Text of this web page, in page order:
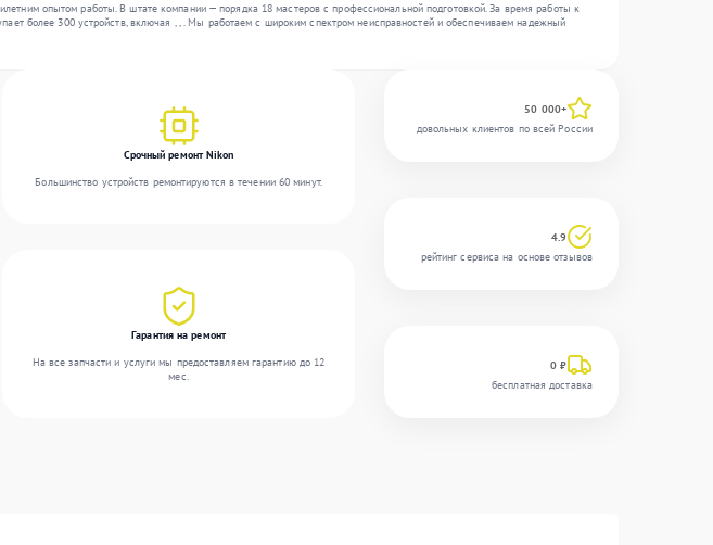
опытом работы. В штате компании — порядка 18 мастеров с профессиональной подготовкой. За время работы к
более 300 устройств, включая , , . Мы работаем с широким спектром неисправностей и обеспечиваем надежный
Срочный ремонт Nikon
Большинство устройств ремонтируются в течении 60 минут.
Гарантия на ремонт
На все запчасти и услуги мы предоставляем гарантию до 12
мес.
50 000+
довольных клиентов по всей России
4.9
рейтинг сервиса на основе отзывов
0 ₽
бесплатная доставка